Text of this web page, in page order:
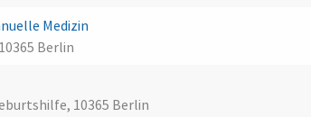
Medizin
Berlin
10365 Berlin